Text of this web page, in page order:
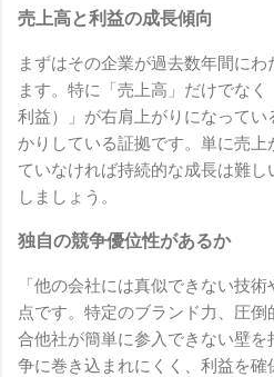
売上高と利益の成長傾向
まずはその企業が過去数年間に
ます。特に「売上高」だけでな
利益）」が右肩上がりになってい
かりしている証拠です。単に売
ていなければ持続的な成長は難
しましょう。
独自の競争優位性があるか
「他の会社には真似できない技
点です。特定のブランド力、圧
合他社が簡単に参入できない壁
争に巻き込まれにくく、利益を確